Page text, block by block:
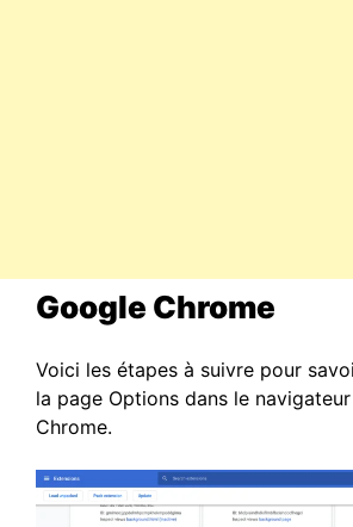
Google Chrome
Voici les étapes à suivre pour
la page Options dans le
Chrome.